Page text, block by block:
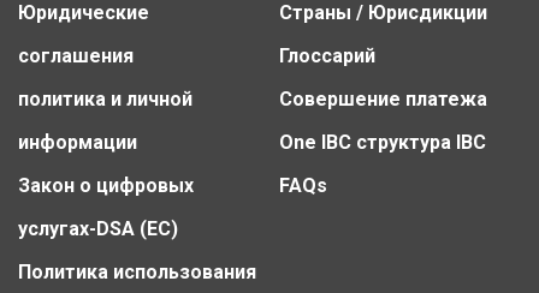
Юридические
соглашения
политика и личной
информации
Закон о цифровых
услугах-DSA (ЕС)
Политика использования
Страны / Юрисдикции
Глоссарий
Совершение платежа
One IBC структура IBC
FAQs